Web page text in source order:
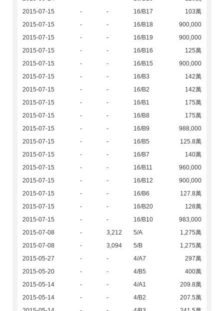
2015-07-15
- - 16/B17
103萬
2015-07-15
- - 16/B18
900,000
2015-07-15
- - 16/B19
900,000
2015-07-15
- - 16/B16
125萬
2015-07-15
- - 16/B15
900,000
2015-07-15
- - 16/B3
142萬
2015-07-15
- - 16/B2
142萬
2015-07-15
- - 16/B1
175萬
2015-07-15
- - 16/B8
175萬
2015-07-15
- - 16/B9
988,000
2015-07-15
- - 16/B5
125.8萬
2015-07-15
- - 16/B7
140萬
2015-07-15
- - 16/B11
960,000
2015-07-15
- - 16/B12
900,000
2015-07-15
- - 16/B6
127.8萬
2015-07-15
- - 16/B20
128萬
2015-07-15
- - 16/B10
983,000
2015-07-08
- 3,212 5/A
1,275萬
2015-07-08
- 3,094 5/B
1,275萬
2015-05-27
- - 4/A7
297萬
2015-05-20
- - 4/B5
400萬
2015-05-14
- - 4/A1
209.8萬
2015-05-14
- - 4/B2
207.5萬